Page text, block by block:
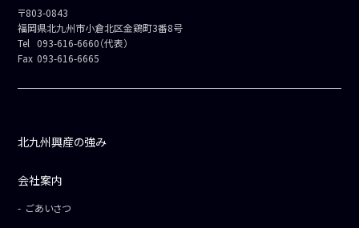
〒803-0843
福岡県北九州市小倉北区金鶏町3番8号
Tel
093-616-6660（代表）
Fax 093-616-6665
北九州興産の強み
会社案内
ごあいさつ